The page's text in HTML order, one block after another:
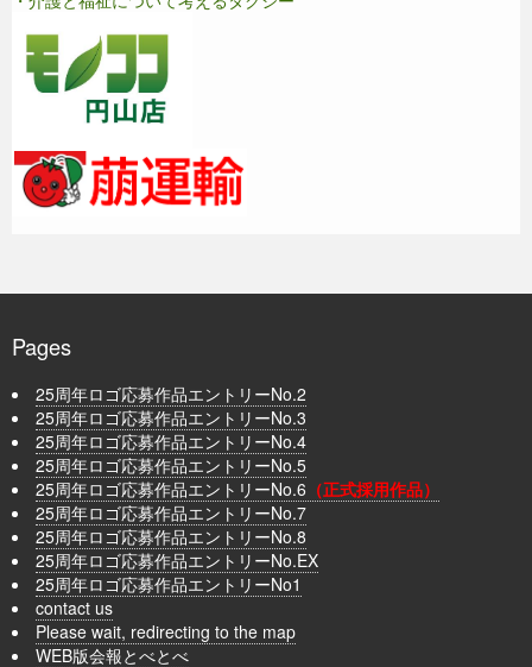
Pages
25周年ロゴ応募作品エントリーNo.2
25周年ロゴ応募作品エントリーNo.3
25周年ロゴ応募作品エントリーNo.4
25周年ロゴ応募作品エントリーNo.5
25周年ロゴ応募作品エントリーNo.6 （正式採用作品）
25周年ロゴ応募作品エントリーNo.7
25周年ロゴ応募作品エントリーNo.8
25周年ロゴ応募作品エントリーNo.EX
25周年ロゴ応募作品エントリーNo1
contact us
Please wait, redirecting to the map
WEB版会報とべとべ